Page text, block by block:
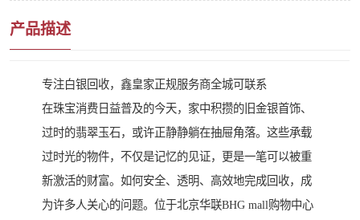
产品描述
专注白银回收，鑫皇家正规服务商全城可联系
在珠宝消费日益普及的今天，家中积攒的旧金银首饰、
过时的翡翠玉石，或许正静静躺在抽屉角落。这些承载
过时光的物件，不仅是记忆的见证，更是一笔可以被重
新激活的财富。如何安全、透明、高效地完成回收，成
为许多人关心的问题。位于北京华联BHG mall购物中心